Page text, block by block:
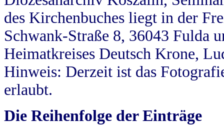
des Kirchenbuches liegt in der
Schwank-Straße 8, 36043 Fulda
Heimatkreises Deutsch Krone,
Hinweis: Derzeit ist das
erlaubt.
Die Reihenfolge der Einträge